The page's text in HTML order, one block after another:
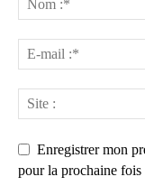
Enregistrer mon
pour la prochaine fois